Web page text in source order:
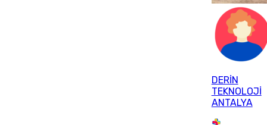
DERİN
TEKNOLOJİ
ANTALYA